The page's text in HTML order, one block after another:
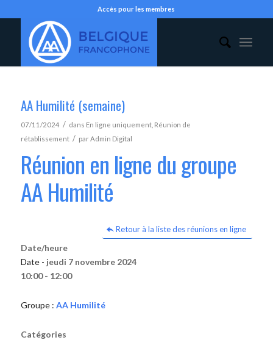
Accès pour les membres
AA Humilité (semaine)
07/11/2024 / dans En ligne uniquement, Réunion de
rétablissement / parAdmin Digital
Réunion en ligne du groupe
AA Humilité
Retour à la liste des réunions en ligne
Date/heure
Date - jeudi 7 novembre 2024
10:00 - 12:00
Groupe : AA Humilité
Catégories